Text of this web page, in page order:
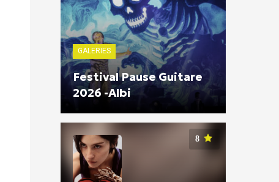
GALERIES
Festival Pause Guitare
2026 -Albi
8